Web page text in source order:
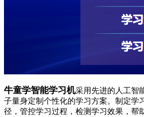
牛童学智能学习机采用先进的人工智
子量身定制个性化的学习方案。制定学
径，管控学习过程，检测学习效果，帮